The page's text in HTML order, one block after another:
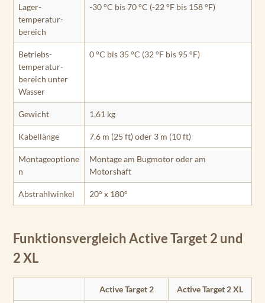
Lager­
temperatur­
bereich
-30 °C bis 70 °C (-22 °F bis 158 °F)
Betriebs­
temperatur­
bereich unter
Wasser
0 °C bis 35 °C (32 °F bis 95 °F)
Gewicht 1,61 kg
Kabellänge 7,6 m (25 ft) oder 3 m (10 ft)
Montageoptione
n
Montage am Bugmotor oder am
Motorshaft
Abstrahlwinkel 20° x 180°
Funktionsvergleich Active Target 2 und
2 XL
Active Target 2 Active Target 2 XL